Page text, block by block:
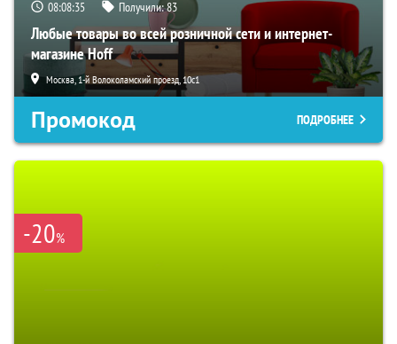
08:08:34 Получили:83
Любые товары во всей розничной сети и интернет-
магазине Hoff
Москва, 1-й Волоколамский проезд, 10с1
Промокод ПОДРОБНЕЕ
-20%